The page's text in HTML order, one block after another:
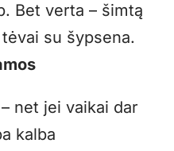
Bet verta – šimtą
su šypsena.
net jei vaikai dar
kalba